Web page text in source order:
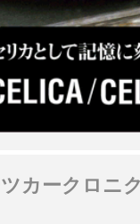
カークロニ